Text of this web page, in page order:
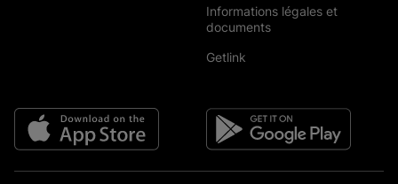
Informations légales et
documents
Getlink